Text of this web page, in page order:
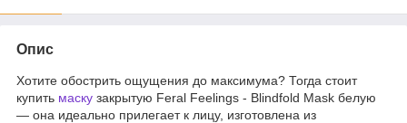
Опис
Хотите обострить ощущения до максимума? Тогда стоит
купить маску закрытую Feral Feelings - Blindfold Mask белую
— она идеально прилегает к лицу, изготовлена из